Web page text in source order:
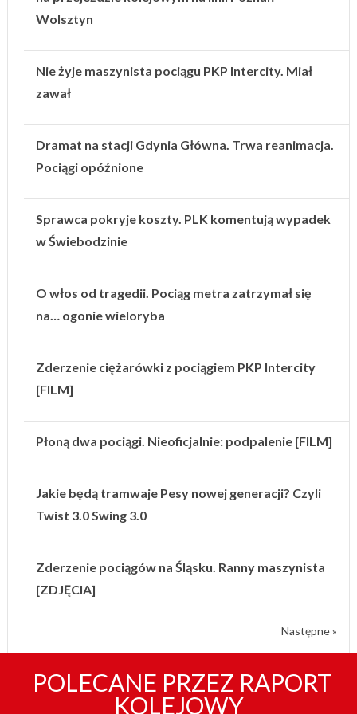
Wolsztyn
Nie żyje maszynista pociągu PKP Intercity. Miał
zawał
Dramat na stacji Gdynia Główna. Trwa reanimacja.
Pociągi opóźnione
Sprawca pokryje koszty. PLK komentują wypadek
w Świebodzinie
O włos od tragedii. Pociąg metra zatrzymał się
na… ogonie wieloryba
Zderzenie ciężarówki z pociągiem PKP Intercity
[FILM]
Płoną dwa pociągi. Nieoficjalnie: podpalenie [FILM]
Jakie będą tramwaje Pesy nowej generacji? Czyli
Twist 3.0 Swing 3.0
Zderzenie pociągów na Śląsku. Ranny maszynista
[ZDJĘCIA]
Następne »
POLECANE PRZEZ RAPORT
KOLEJOWY